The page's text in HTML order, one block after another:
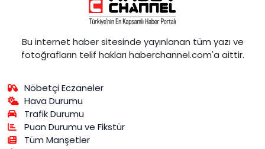
Bu internet haber sitesinde yayınlanan tüm yazı ve
fotoğrafların telif hakları haberchannel.com'a aittir.
Nöbetçi Eczaneler
Hava Durumu
Trafik Durumu
Puan Durumu ve Fikstür
Tüm Manşetler